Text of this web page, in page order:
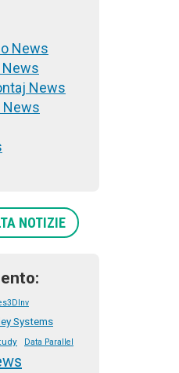
News
News
News
News
NOTIZIE
Systems
Data Parallel